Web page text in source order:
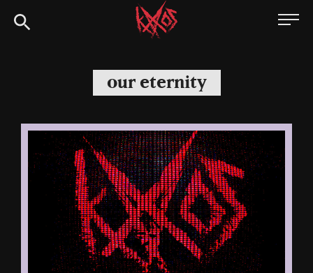
Siirry
suoraan
Kaaoszine
our eternity